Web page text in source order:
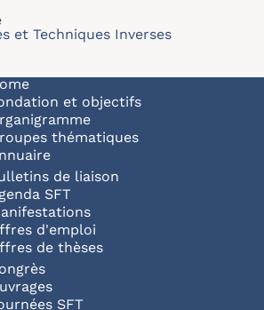
et Techniques Inverses
principale
et objectifs
thématiques
de liaison
SFT
d'emploi
de thèses
SFT